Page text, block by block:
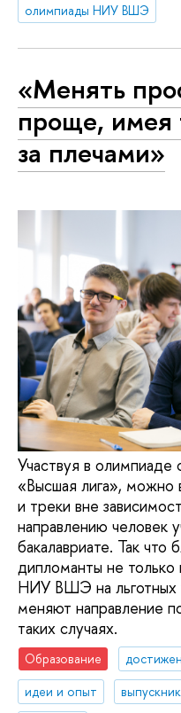
олимпиады НИУ ВШЭ
«Менять
проще, имея
за плечами»
Участвуя в олимпиаде
«Высшая лига», можно
и треки вне
направлению человек
бакалавриате. Так что
дипломанты не только
НИУ ВШЭ на льготных
меняют направление
таких случаях.
Образование
идеи и опыт